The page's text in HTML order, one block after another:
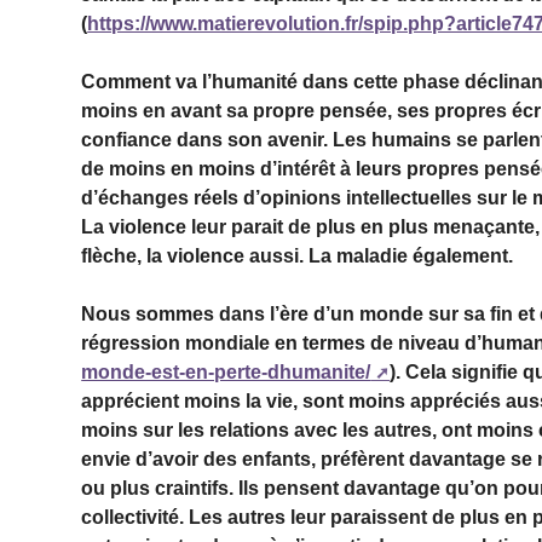
(https://www.matierevolution.fr/
Comment va l’humanité dans cette phase
moins en avant sa propre pensée, ses propres
confiance dans son avenir. Les humains se
de moins en moins d’intérêt à leurs propres
d’échanges réels d’opinions intellectuelles sur
La violence leur parait de plus en plus
flèche, la violence aussi. La maladie également.
Nous sommes dans l’ère d’un monde sur sa fin
régression mondiale en termes de niveau
monde-est-en-perte-dhumanite/
). Cela signifie
apprécient moins la vie, sont moins appréciés
moins sur les relations avec les autres, ont
envie d’avoir des enfants, préfèrent davantage
ou plus craintifs. Ils pensent davantage qu’on
collectivité. Les autres leur paraissent de plus en